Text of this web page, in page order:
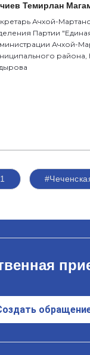
Темирлан
Ачхой-
Партии
Ачхой-